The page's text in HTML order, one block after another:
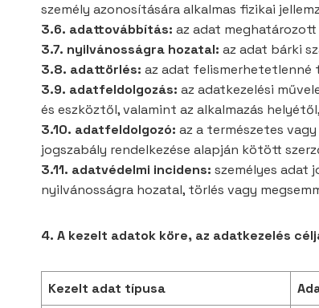
személy azonosítására alkalmas fizikai
3.6. adattovábbítás: az adat
3.7. nyilvánosságra hozatal: az adat bárki
3.8. adattörlés: az adat felismerhetetlenné
3.9. adatfeldolgozás: az adatkezelési
és eszköztől, valamint az alkalmazás
3.10. adatfeldolgozó: az a természetes
jogszabály rendelkezése alapján kötött
3.11. adatvédelmi incidens: személyes adat
nyilvánosságra hozatal, törlés vagy
4. A kezelt adatok köre, az adatkezelés
Kezelt adat típusa